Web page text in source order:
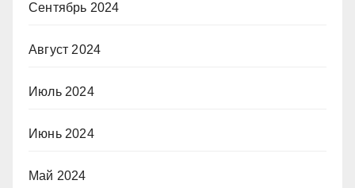
Сентябрь 2024
Август 2024
Июль 2024
Июнь 2024
Май 2024